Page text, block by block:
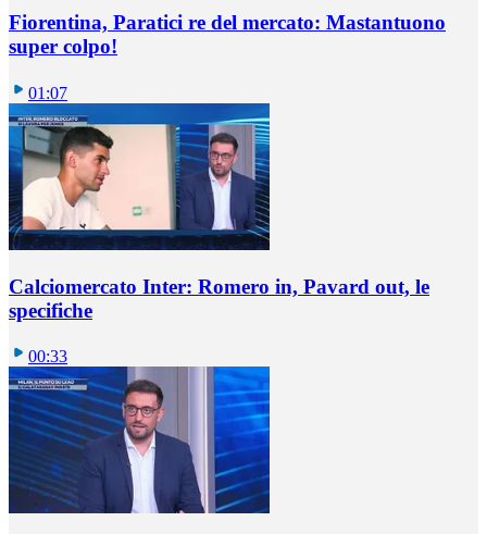
Fiorentina, Paratici re del mercato: Mastantuono
super colpo!
01:07
Calciomercato Inter: Romero in, Pavard out, le
specifiche
00:33